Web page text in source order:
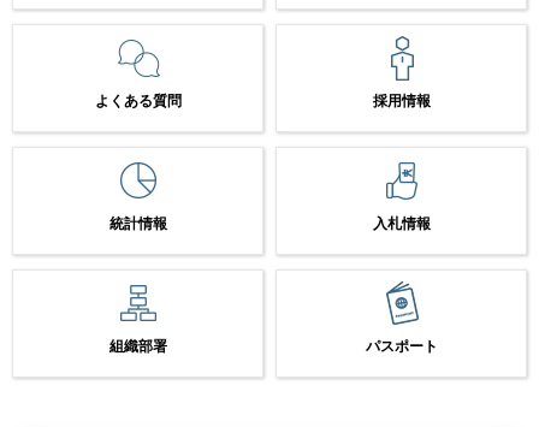
よくある質問 採用情報
統計情報 入札情報
組織部署 パスポート